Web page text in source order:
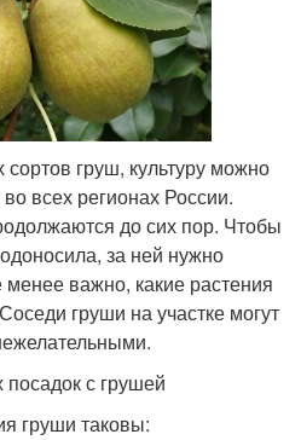
груш, культуру можно
всех регионах России.
до сих пор. Чтобы
за ней нужно
важно, какие растения
груши на участке могут
с грушей
груши таковы: